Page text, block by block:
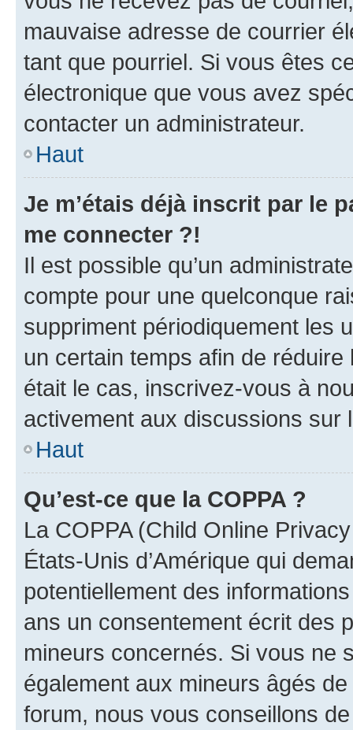
mauvaise adresse de courrier
tant que pourriel. Si vous êtes
électronique que vous avez
contacter un administrateur.
Haut
Je m’étais déjà inscrit par le
me connecter ?!
Il est possible qu’un
compte pour une quelconque
suppriment périodiquement les
un certain temps afin de
était le cas, inscrivez-vous à
activement aux discussions sur
Haut
Qu’est-ce que la COPPA ?
La COPPA (Child Online
États-Unis d’Amérique qui
potentiellement des
ans un consentement écrit des
mineurs concernés. Si vous ne
également aux mineurs âgés
forum, nous vous conseillons